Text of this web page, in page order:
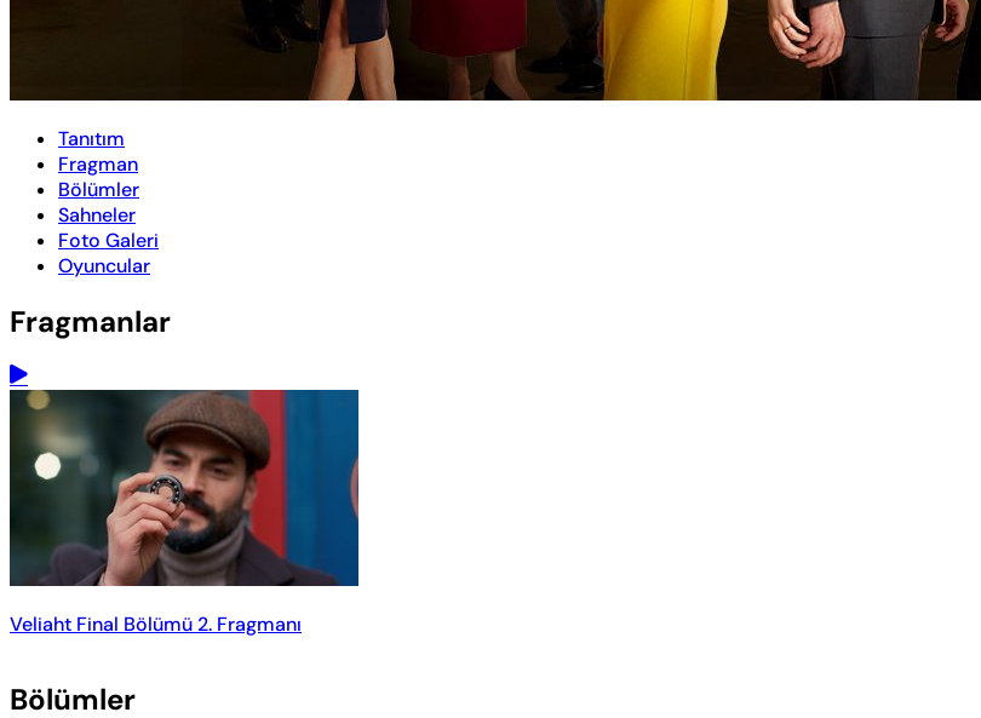
Tanıtım
Fragman
Bölümler
Sahneler
Foto Galeri
Oyuncular
Fragmanlar
Veliaht Final Bölümü 2. Fragmanı
Bölümler